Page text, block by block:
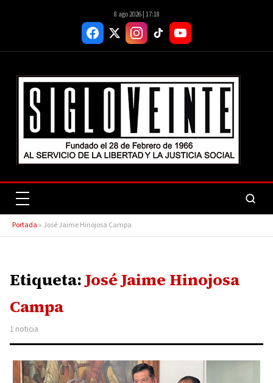
8 ago 2026 | 17:18
Portada » José Jaime Hinojosa Campa
Etiqueta:José Jaime Hinojosa
Campa
1 noticia